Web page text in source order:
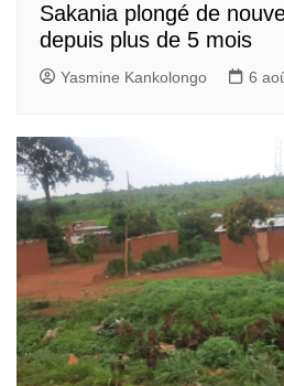
Sakania plongé de
depuis plus de 5 mois
Yasmine Kankolongo 6